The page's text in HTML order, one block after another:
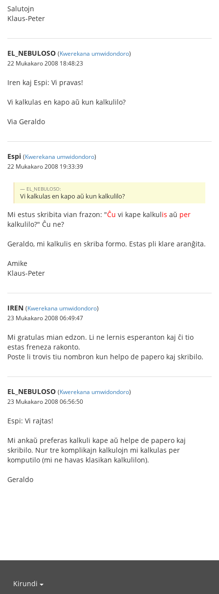
Salutojn
Klaus-Peter
EL_NEBULOSO (Kwerekana umwidondoro)
22 Mukakaro 2008 18:48:23
Iren kaj Espi: Vi pravas!
Vi kalkulas en kapo aŭ kun kalkulilo?
Via Geraldo
Espi (Kwerekana umwidondoro)
22 Mukakaro 2008 19:33:39
EL_NEBULOSO:
Vi kalkulas en kapo aŭ kun kalkulilo?
Mi estus skribita vian frazon: "Ĉu vi kape kalkulis aŭ per
kalkulilo?" Ĉu ne?
Geraldo, mi kalkulis en skriba formo. Estas pli klare aranĝita.
Amike
Klaus-Peter
IREN (Kwerekana umwidondoro)
23 Mukakaro 2008 06:49:47
Mi gratulas mian edzon. Li ne lernis esperanton kaj ĉi tio
estas freneza rakonto.
Poste li trovis tiu nombron kun helpo de papero kaj skribilo.
EL_NEBULOSO (Kwerekana umwidondoro)
23 Mukakaro 2008 06:56:50
Espi: Vi rajtas!
Mi ankaŭ preferas kalkuli kape aŭ helpe de papero kaj
skribilo. Nur tre komplikajn kalkulojn mi kalkulas per
komputilo (mi ne havas klasikan kalkulilon).
Geraldo
Kirundi